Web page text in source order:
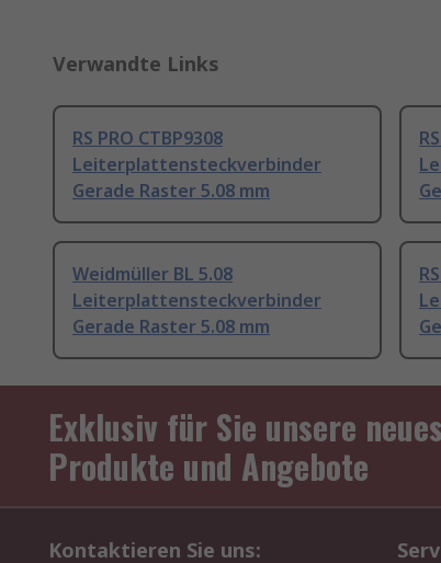
Verwandte Links
RS PRO CTBP9308
Leiterplattensteckverbinder
Gerade Raster 5.08 mm
Weidmüller BL 5.08
Leiterplattensteckverbinder
Gerade Raster 5.08 mm
Exklusiv für Sie unsere
Produkte und Angebote
Kontaktieren Sie uns: